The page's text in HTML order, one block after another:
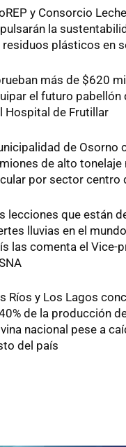
y Consorcio
la
residuos plásticos en
más de $620
el futuro pabellón
Hospital de Frutillar
de Osorno
de alto tonelaje
por sector centro
lecciones que están
lluvias en el
las comenta el Vice-
Ríos y Los Lagos
de la producción
nacional pese a
del país